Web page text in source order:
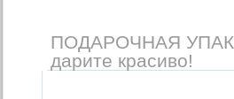
ПОДАРОЧНАЯ
дарите красиво!